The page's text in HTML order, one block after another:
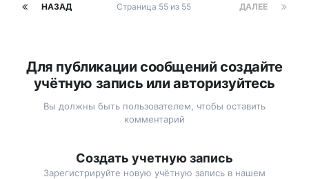
НАЗАД ДАЛЕЕ
Страница 55 из 55
Для публикации сообщений создайте
учётную запись или авторизуйтесь
Вы должны быть пользователем, чтобы оставить
комментарий
Создать учетную запись
Зарегистрируйте новую учётную запись в нашем